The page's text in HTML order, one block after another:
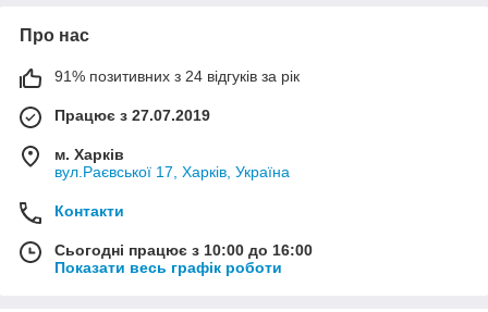
Про нас
91% позитивних з 24 відгуків за рік
Працює з 27.07.2019
м. Харків
вул.Раєвської 17, Харків, Україна
Контакти
Сьогодні працює з 10:00 до 16:00
Показати весь графік роботи